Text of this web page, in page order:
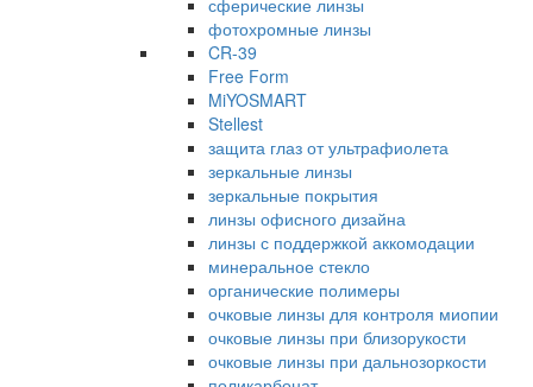
сферические линзы
фотохромные линзы
CR-39
Free Form
MiYOSMART
Stellest
защита глаз от ультрафиолета
зеркальные линзы
зеркальные покрытия
линзы офисного дизайна
линзы с поддержкой аккомодации
минеральное стекло
органические полимеры
очковые линзы для контроля миопии
очковые линзы при близорукости
очковые линзы при дальнозоркости